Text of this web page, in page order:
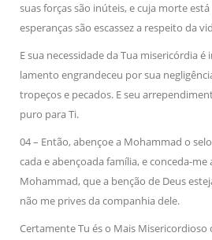
suas forças são inúteis, e cuja morte
esperanças são escassez a respeito da
E sua necessidade da Tua misericórdia é
lamento engrandeceu por sua
tropeços e pecados. E seu
puro para Ti.
04 – Então, abençoe a Mohammad o
cada e abençoada família, e conceda-me
Mohammad, que a benção de Deus
não me prives da companhia dele.
Certamente Tu és o Mais